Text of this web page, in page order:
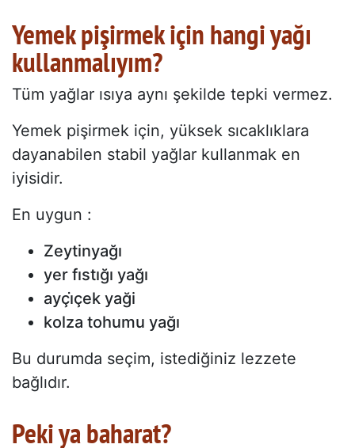
Yemek pişirmek için hangi yağı
kullanmalıyım?
Tüm yağlar ısıya aynı şekilde tepki vermez.
Yemek pişirmek için, yüksek sıcaklıklara
dayanabilen stabil yağlar kullanmak en
iyisidir.
En uygun :
Zeytinyağı
yer fıstığı yağı
ayçi̇çek yaği
kolza tohumu yağı
Bu durumda seçim, istediğiniz lezzete
bağlıdır.
Peki ya baharat?